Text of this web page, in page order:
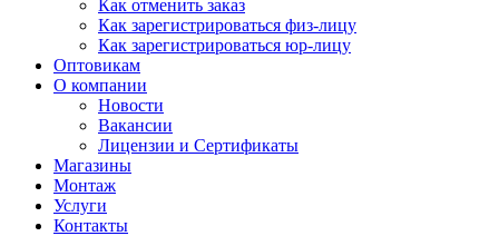
Как отменить заказ
Как зарегистрироваться физ-лицу
Как зарегистрироваться юр-лицу
Оптовикам
О компании
Новости
Вакансии
Лицензии и Сертификаты
Магазины
Монтаж
Услуги
Контакты